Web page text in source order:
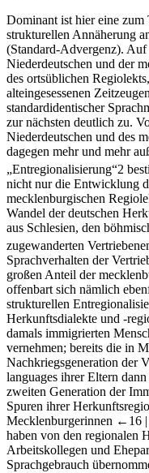
Dominant ist hier eine
strukturellen Annäherung
(Standard-Advergenz). Auf
Niederdeutschen und der
des ortsüblichen
alteingesessenen
standardidentischer
zur nächsten deutlich zu.
Niederdeutschen und des
dagegen mehr und mehr
„Entregionalisierung“2
nicht nur die Entwicklung
mecklenburgischen
Wandel der deutschen
aus Schlesien, den
zugewanderten
Sprachverhalten der
großen Anteil der
offenbart sich nämlich
strukturellen
Herkunftsdialekte und -
damals immigrierten
vernehmen; bereits die in
Nachkriegsgeneration der
languages ihrer Eltern
zweiten Generation der
Spuren ihrer
Mecklenburgerinnen ←16 |
haben von den regionalen
Arbeitskollegen und
Sprachgebrauch